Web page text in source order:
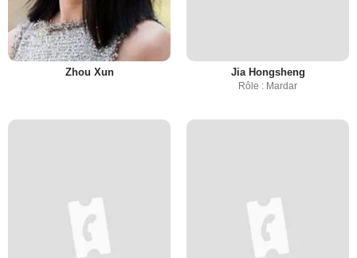
Zhou Xun Jia Hongsheng
Rôle : Mardar